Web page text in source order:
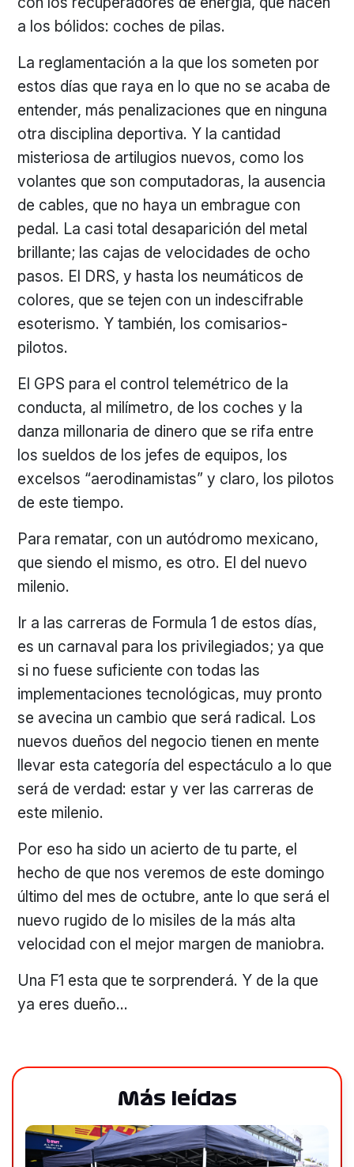
a los bólidos: coches de pilas.
La reglamentación a la que los someten por
estos días que raya en lo que no se acaba de
entender, más penalizaciones que en ninguna
otra disciplina deportiva. Y la cantidad
misteriosa de artilugios nuevos, como los
volantes que son computadoras, la ausencia
de cables, que no haya un embrague con
pedal. La casi total desaparición del metal
brillante; las cajas de velocidades de ocho
pasos. El DRS, y hasta los neumáticos de
colores, que se tejen con un indescifrable
esoterismo. Y también, los comisarios-
pilotos.
El GPS para el control telemétrico de la
conducta, al milímetro, de los coches y la
danza millonaria de dinero que se rifa entre
los sueldos de los jefes de equipos, los
excelsos “aerodinamistas” y claro, los pilotos
de este tiempo.
Para rematar, con un autódromo mexicano,
que siendo el mismo, es otro. El del nuevo
milenio.
Ir a las carreras de Formula 1 de estos días,
es un carnaval para los privilegiados; ya que
si no fuese suficiente con todas las
implementaciones tecnológicas, muy pronto
se avecina un cambio que será radical. Los
nuevos dueños del negocio tienen en mente
llevar esta categoría del espectáculo a lo que
será de verdad: estar y ver las carreras de
este milenio.
Por eso ha sido un acierto de tu parte, el
hecho de que nos veremos de este domingo
último del mes de octubre, ante lo que será el
nuevo rugido de lo misiles de la más alta
velocidad con el mejor margen de maniobra.
Una F1 esta que te sorprenderá. Y de la que
ya eres dueño…
Más leídas